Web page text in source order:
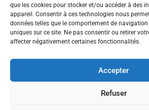
que les cookies pour stocker et/ou accéder à des
appareil. Consentir à ces technologies nous
données telles que le comportement de
uniques sur ce site. Ne pas consentir ou retirer
affecter négativement certaines fonctionnalités.
Accepter
Refuser
•Contact